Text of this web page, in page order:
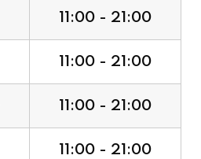
11:00 - 21:00
11:00 - 21:00
11:00 - 21:00
11:00 - 21:00